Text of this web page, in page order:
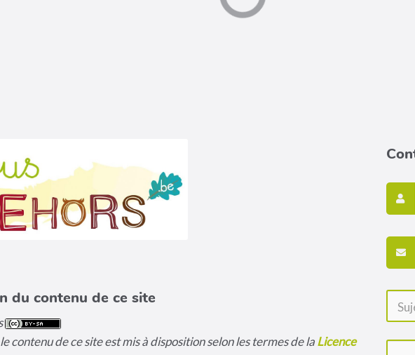
du contenu de ce site
contenu de ce site est mis à disposition selon les termes de laLicence